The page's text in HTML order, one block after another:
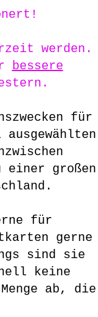
werden.
bessere
für
einer großen
für
gerne
sind sie
keine
ab, die